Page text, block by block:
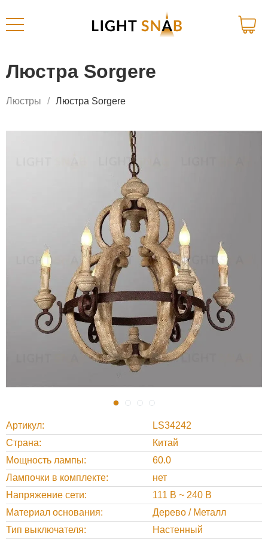
Люстра Sorgere
Люстры Люстра Sorgere
Артикул
LS34242
Страна
Китай
Мощность лампы
60.0
Лампочки в комплекте
нет
Напряжение сети
111 В ~ 240 В
Материал основания
Дерево / Металл
Тип выключателя
Настенный